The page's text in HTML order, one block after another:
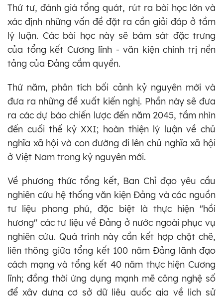
Thứ tư, đánh giá tổng quát, rút ra bài học lớn và
xác định những vấn đề đặt ra cần giải đáp ở tầm
lý luận. Các bài học này sẽ bám sát đặc trưng
của tổng kết Cương lĩnh - văn kiện chính trị nền
tảng của Đảng cầm quyền.
Thứ năm, phân tích bối cảnh kỷ nguyên mới và
đưa ra những đề xuất kiến nghị. Phần này sẽ đưa
ra các dự báo chiến lược đến năm 2045, tầm nhìn
đến cuối thế kỷ XXI; hoàn thiện lý luận về chủ
nghĩa xã hội và con đường đi lên chủ nghĩa xã hội
ở Việt Nam trong kỷ nguyên mới.
Về phương thức tổng kết, Ban Chỉ đạo yêu cầu
nghiên cứu hệ thống văn kiện Đảng và các nguồn
tư liệu phong phú, đặc biệt là thực hiện "hồi
hương" các tư liệu về Đảng ở nước ngoài phục vụ
nghiên cứu. Quá trình này cần kết hợp chặt chẽ,
liên thông giữa tổng kết 100 năm Đảng lãnh đạo
cách mạng và tổng kết 40 năm thực hiện Cương
lĩnh; đồng thời ứng dụng mạnh mẽ công nghệ số
để xây dựng cơ sở dữ liệu quốc gia về lịch sử